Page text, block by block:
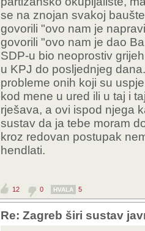
mu se mora priznati
dugogodišnjeg
se na znojan svakoj
govorili "ovo nam je
govorili "ovo nam je dao
SDP-u bio neoprostiv
u KPJ do posljednjeg
probleme onih koji su
kod mene u ured ili u taj i
rješava, a ovi ispod njega
sustav da ja tebe moram
kroz redovan postupak
hendlati.
12 0 HVALA 5
Re: Zagreb širi sustav